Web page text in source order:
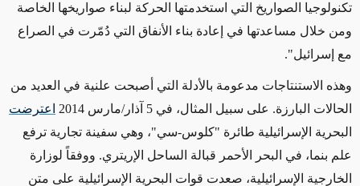
تكنولوجيا الصواريخ التي استخدمتها الحركة لبناء صواريخها الخاصة
ومن خلال مساعدتها في إعادة بناء الأنفاق التي دُمّرت في الصراع
مع إسرائيل".
وهذه الاستنتاجات مدعومة بالأدلة التي أصبحت علنية في العديد من
الحالات البارزة. على سبيل المثال، في 5 آذار/مارس 2014
اعترضت
البحرية الإسرائيلية طائرة "كلوس-سي"، وهي سفينة تجارية ترفع
علم بنما، في البحر الأحمر قبالة الساحل الإريتري. ووفقاً لوزارة
الخارجية الإسرائيلية، صعدت قوات البحرية الإسرائيلية على متن